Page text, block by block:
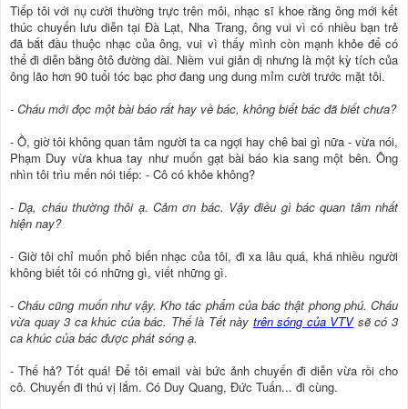
Tiếp tôi với nụ cười thường trực trên môi, nhạc sĩ khoe rằng ông mới kết
thúc chuyến lưu diễn tại Đà Lạt, Nha Trang, ông vui vì có nhiều bạn trẻ
đã bắt đầu thuộc nhạc của ông, vui vì thấy mình còn mạnh khỏe để có
thể đi diễn bằng ôtô đường dài. Niềm vui giản dị nhưng là một kỳ tích của
ông lão hơn 90 tuổi tóc bạc phơ đang ung dung mỉm cười trước mặt tôi.
- Cháu mới đọc một bài báo rất hay về bác, không biết bác đã biết chưa?
- Ồ, giờ tôi không quan tâm người ta ca ngợi hay chê bai gì nữa - vừa nói,
Phạm Duy vừa khua tay như muốn gạt bài báo kia sang một bên. Ông
nhìn tôi trìu mến nói tiếp: - Cô có khỏe không?
- Dạ, cháu thường thôi ạ. Cảm ơn bác. Vậy điều gì bác quan tâm nhất
hiện nay?
- Giờ tôi chỉ muốn phổ biến nhạc của tôi, đi xa lâu quá, khá nhiều người
không biết tôi có những gì, viết những gì.
- Cháu cũng muốn như vậy. Kho tác phẩm của bác thật phong phú. Cháu
vừa quay 3 ca khúc của bác. Thế là Tết này trên sóng của VTVsẽ có 3
ca khúc của bác được phát sóng ạ.
- Thế hả? Tốt quá! Để tôi email vài bức ảnh chuyến đi diễn vừa rồi cho
cô. Chuyến đi thú vị lắm. Có Duy Quang, Đức Tuấn... đi cùng.